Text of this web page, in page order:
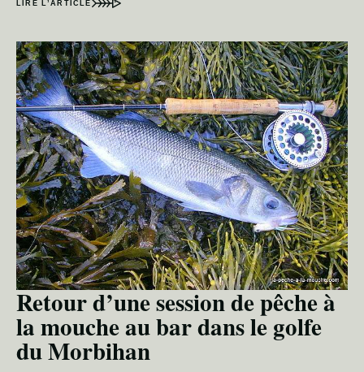
LIRE L’ARTICLE
Retour d’une session de pêche à
la mouche au bar dans le golfe
du Morbihan